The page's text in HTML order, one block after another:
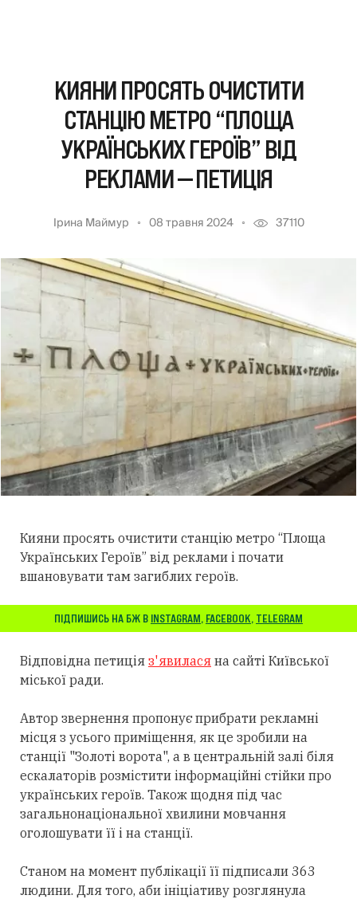
КИЯНИ ПРОСЯТЬ ОЧИСТИТИ
СТАНЦІЮ МЕТРО “ПЛОЩА
УКРАЇНСЬКИХ ГЕРОЇВ” ВІД
РЕКЛАМИ — ПЕТИЦІЯ
Ірина Маймур 08 травня 2024 37110
Кияни просять очистити станцію метро “Площа
Українських Героїв” від реклами і почати
вшановувати там загиблих героїв.
ПІДПИШИСЬ НА БЖ В INSTAGRAM, FACEBOOK, TELEGRAM
Відповідна петиція з'явилася на сайті Київської
міської ради.
Автор звернення пропонує прибрати рекламні
місця з усього приміщення, як це зробили на
станції "Золоті ворота", а в центральній залі біля
ескалаторів розмістити інформаційні стійки про
українських героїв. Також щодня під час
загальнонаціональної хвилини мовчання
оголошувати її і на станції.
Станом на момент публікації її підписали 363
людини. Для того, аби ініціативу розглянула